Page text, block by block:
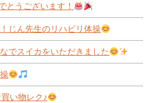
とうございます！
じん先生のリハビリ体操
でスイカをいただきました
い物レク♪